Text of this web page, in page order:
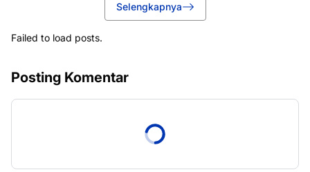
Selengkapnya
Failed to load posts.
Posting Komentar